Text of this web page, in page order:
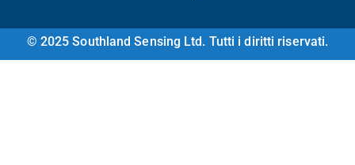
© 2025 Southland Sensing Ltd. Tutti i diritti riservati.